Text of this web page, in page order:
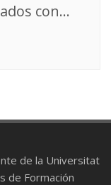
con...
de la Universitat
de Formación